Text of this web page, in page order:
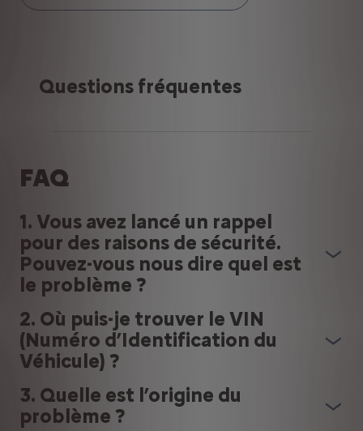
Questions fréquentes
FAQ
1. Vous avez lancé un rappel
pour des raisons de sécurité.
Pouvez-vous nous dire quel est
le problème ?
2. Où puis-je trouver le VIN
(Numéro d’Identification du
Véhicule) ?
3. Quelle est l’origine du
problème ?